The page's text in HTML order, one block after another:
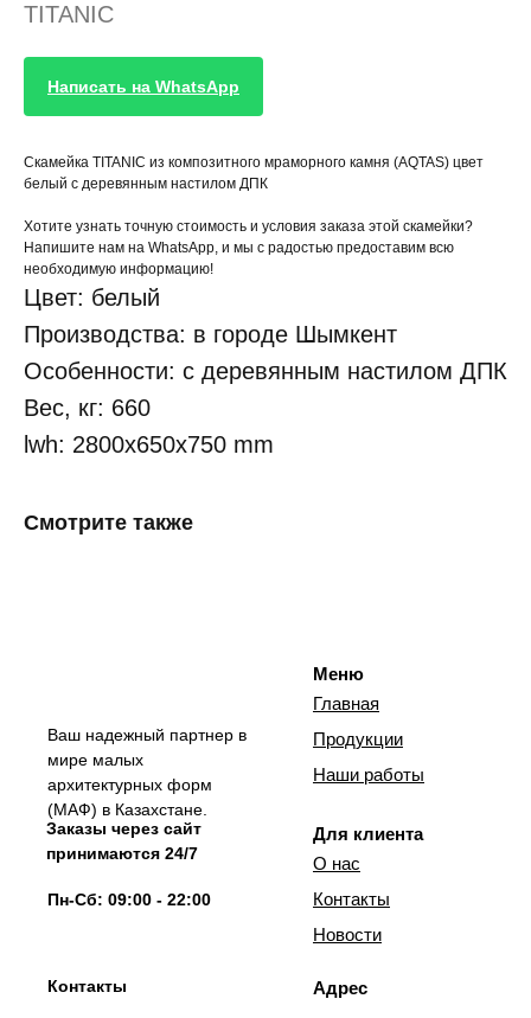
TITANIC
Написать на WhatsApp
Скамейка TITANIC из композитного мраморного камня (AQTAS) цвет
белый c деревянным настилом ДПК
Хотите узнать точную стоимость и условия заказа этой скамейки?
Напишите нам на WhatsApp, и мы с радостью предоставим всю
необходимую информацию!
Цвет: белый
Производства: в городе Шымкент
Особенности: c деревянным настилом ДПК
Вес, кг: 660
lwh: 2800x650x750 mm
Смотрите также
Меню
Ваш надежный партнер в
мире малых
архитектурных форм
(МАФ) в Казахстане.
Главная
Продукции
Наши работы
Для клиента
О нас
Контакты
Новости
Контакты
Заказы через сайт
принимаются 24/7
Пн-Сб: 09:00 - 22:00
Адрес